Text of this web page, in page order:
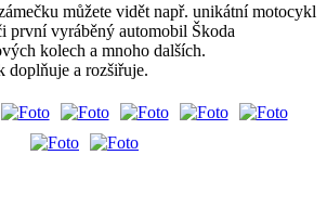
můžete vidět např. unikátní motocykl
první vyráběný automobil Škoda
kolech a mnoho dalších.
doplňuje a rozšiřuje.